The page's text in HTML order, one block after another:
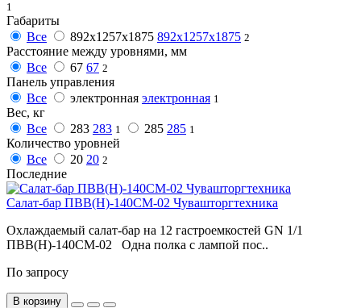
1
Габариты
Все
892х1257х1875 892х1257х1875 2
Расстояние между уровнями, мм
Все
67 67 2
Панель управления
Все
электронная электронная 1
Вес, кг
Все
283 283 1 285 285 1
Количество уровней
Все
20 20 2
Последние
Салат-бар ПВВ(Н)-140СМ-02 Чувашторгтехника
Охлаждаемый салат-бар на 12 гастроемкостей GN 1/1
ПВВ(Н)-140СМ-02 Одна полка с лампой пос..
По запросу
В корзину